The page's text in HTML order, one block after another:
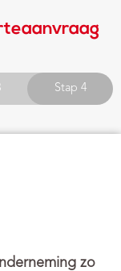
Stap 4
zo